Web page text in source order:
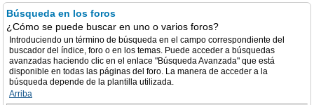
Búsqueda en los foros
¿Cómo se puede buscar en uno o varios foros?
Introduciendo un término de búsqueda en el campo correspondiente del
buscador del índice, foro o en los temas. Puede acceder a búsquedas
avanzadas haciendo clic en el enlace "Búsqueda Avanzada" que está
disponible en todas las páginas del foro. La manera de acceder a la
búsqueda depende de la plantilla utilizada.
Arriba